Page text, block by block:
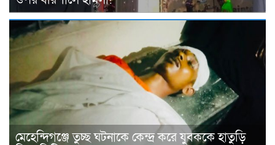
মেহেন্দিগঞ্জে তুচ্ছ ঘটনাকে কেন্দ্র করে যুবককে হাতুড়ি